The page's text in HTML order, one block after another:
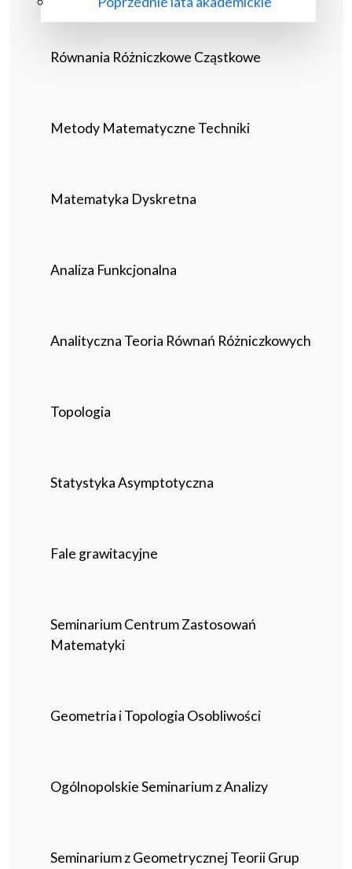
Równania Różniczkowe Cząstkowe
Metody Matematyczne Techniki
Matematyka Dyskretna
Analiza Funkcjonalna
Analityczna Teoria Równań Różniczkowych
Topologia
Statystyka Asymptotyczna
Fale grawitacyjne
Seminarium Centrum Zastosowań
Matematyki
Geometria i Topologia Osobliwości
Ogólnopolskie Seminarium z Analizy
Seminarium z Geometrycznej Teorii Grup